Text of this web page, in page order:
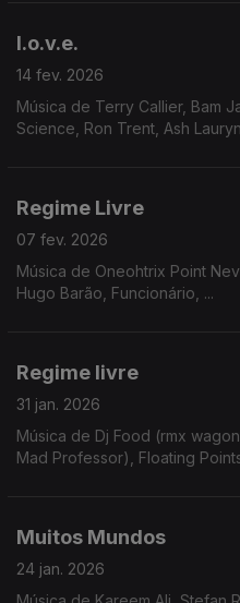
l.o.v.e.
14 fev. 2026
Música de Terry Callier, Bam
Science, Ron Trent, Ash
Regime Livre
07 fev. 2026
Música de Oneohtrix Point
Hugo Barão, Funcionário, ...
Regime livre
31 jan. 2026
Música de Dj Food (rmx
Mad Professor), Floating
Muitos Mundos
24 jan. 2026